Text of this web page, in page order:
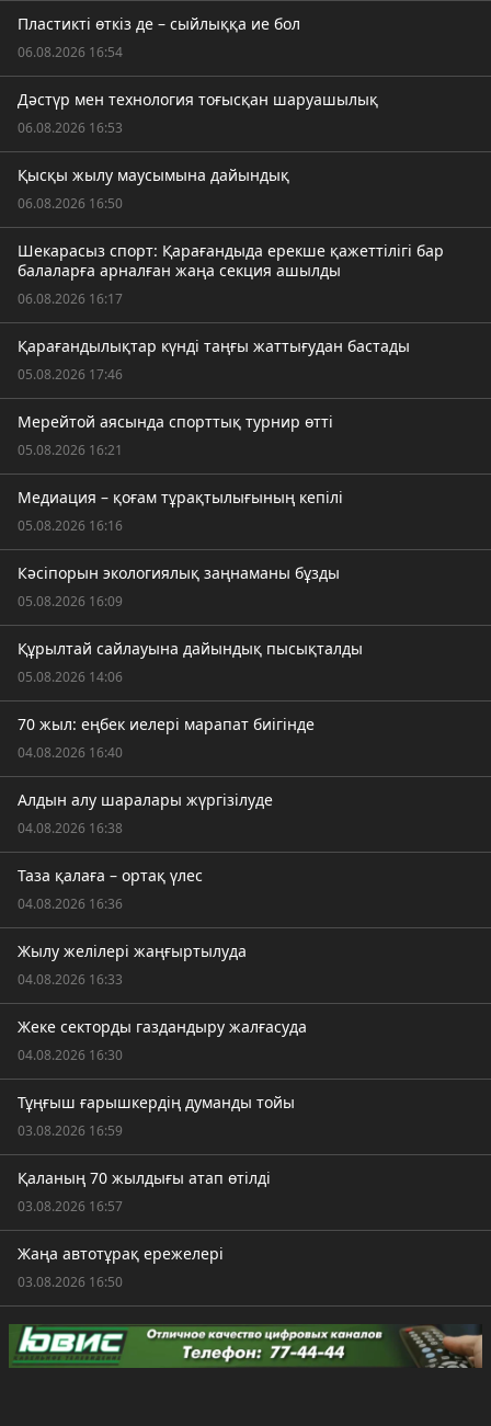
Пластикті өткіз де – сыйлыққа ие бол
06.08.2026 16:54
Дәстүр мен технология тоғысқан шаруашылық
06.08.2026 16:53
Қысқы жылу маусымына дайындық
06.08.2026 16:50
Шекарасыз спорт: Қарағандыда ерекше қажеттілігі бар
балаларға арналған жаңа секция ашылды
06.08.2026 16:17
Қарағандылықтар күнді таңғы жаттығудан бастады
05.08.2026 17:46
Мерейтой аясында спорттық турнир өтті
05.08.2026 16:21
Медиация – қоғам тұрақтылығының кепілі
05.08.2026 16:16
Кәсіпорын экологиялық заңнаманы бұзды
05.08.2026 16:09
Құрылтай сайлауына дайындық пысықталды
05.08.2026 14:06
70 жыл: еңбек иелері марапат биігінде
04.08.2026 16:40
Алдын алу шаралары жүргізілуде
04.08.2026 16:38
Таза қалаға – ортақ үлес
04.08.2026 16:36
Жылу желілері жаңғыртылуда
04.08.2026 16:33
Жеке секторды газдандыру жалғасуда
04.08.2026 16:30
Тұңғыш ғарышкердің думанды тойы
03.08.2026 16:59
Қаланың 70 жылдығы атап өтілді
03.08.2026 16:57
Жаңа автотұрақ ережелері
03.08.2026 16:50